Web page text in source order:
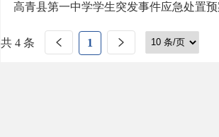
高青县第一中学学生突发事件应急处置预
共 4 条 1